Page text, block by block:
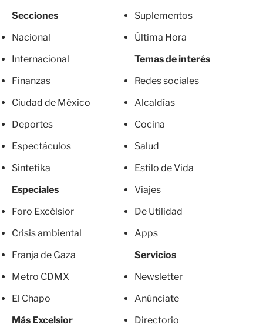
Secciones
Nacional
Internacional
Finanzas
Ciudad de México
Deportes
Espectáculos
Sintetika
Especiales
Foro Excélsior
Crisis ambiental
Franja de Gaza
Metro CDMX
El Chapo
Más Excelsior
Suplementos
Última Hora
Temas de interés
Redes sociales
Alcaldías
Cocina
Salud
Estilo de Vida
Viajes
De Utilidad
Apps
Servicios
Newsletter
Anúnciate
Directorio